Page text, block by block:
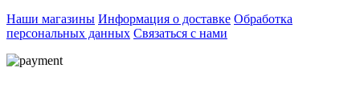
Наши магазины Информация о доставке Обработка
персональных данных Связаться с нами